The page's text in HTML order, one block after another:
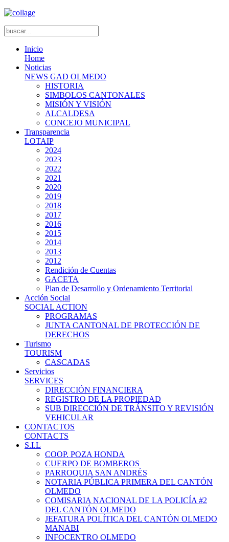
Inicio
Home
Noticias
NEWS GAD OLMEDO
HISTORIA
SIMBOLOS CANTONALES
MISIÓN Y VISIÓN
ALCALDESA
CONCEJO MUNICIPAL
Transparencia
LOTAIP
2024
2023
2022
2021
2020
2019
2018
2017
2016
2015
2014
2013
2012
Rendición de Cuentas
GACETA
Plan de Desarrollo y Ordenamiento Territorial
Acción Social
SOCIAL ACTION
PROGRAMAS
JUNTA CANTONAL DE PROTECCIÓN DE
DERECHOS
Turismo
TOURISM
CASCADAS
Servicios
SERVICES
DIRECCIÓN FINANCIERA
REGISTRO DE LA PROPIEDAD
SUB DIRECCIÓN DE TRÁNSITO Y REVISIÓN
VEHICULAR
CONTACTOS
CONTACTS
S.I.L
COOP. POZA HONDA
CUERPO DE BOMBEROS
PARROQUIA SAN ANDRÉS
NOTARIA PÚBLICA PRIMERA DEL CANTÓN
OLMEDO
COMISARIA NACIONAL DE LA POLICÍA #2
DEL CANTÓN OLMEDO
JEFATURA POLÍTICA DEL CANTÓN OLMEDO
MANABI
INFOCENTRO OLMEDO